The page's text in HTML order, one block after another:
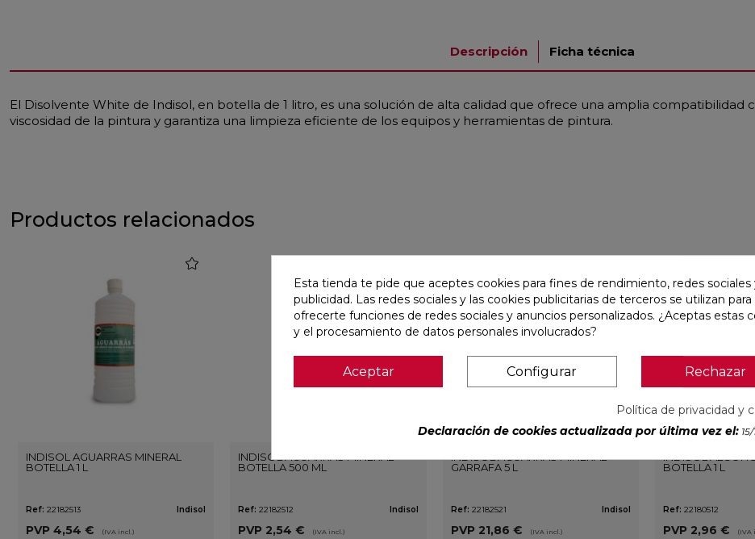
Descripción Ficha técnica
El Disolvente White de Indisol, en botella de 1 litro, es una solución de alta calidad que ofrece una amplia compatibilidad
viscosidad de la pintura y garantiza una limpieza eficiente de los equipos y herramientas de pintura.
Productos relacionados
INDISOL AGUARRAS MINERAL
BOTELLA 1 L
Ref: 22182513 Indisol
PVP 4,54 € (IVA incl.)
INDISOL AGUARRAS MINERAL
BOTELLA 500 ML
Ref: 22182512 Indisol
PVP 2,54 € (IVA incl.)
favorite
INDISOL AGUARRAS MINERAL
GARRAFA 5 L
Ref: 22182521 Indisol
PVP 21,86 € (IVA incl.)
favorite
INDISOL
BOTELLA 1 L
Ref: 22180512
PVP 2,96 € (IVA
Esta tienda te pide que aceptes cookies para fines de rendimiento, redes sociales
publicidad. Las redes sociales y las cookies publicitarias de terceros se utilizan para
ofrecerte funciones de redes sociales y anuncios personalizados. ¿Aceptas estas
y el procesamiento de datos personales involucrados?
Aceptar Configurar Rechazar
Política de privacidad y
Declaración de cookies actualizada por última vez el: